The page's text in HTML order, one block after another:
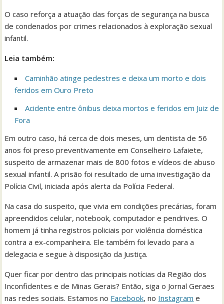
O caso reforça a atuação das forças de segurança na busca
de condenados por crimes relacionados à exploração sexual
infantil.
Leia também:
Caminhão atinge pedestres e deixa um morto e dois
feridos em Ouro Preto
Acidente entre ônibus deixa mortos e feridos em Juiz de
Fora
Em outro caso, há cerca de dois meses, um dentista de 56
anos foi preso preventivamente em Conselheiro Lafaiete,
suspeito de armazenar mais de 800 fotos e vídeos de abuso
sexual infantil. A prisão foi resultado de uma investigação da
Polícia Civil, iniciada após alerta da Polícia Federal.
Na casa do suspeito, que vivia em condições precárias, foram
apreendidos celular, notebook, computador e pendrives. O
homem já tinha registros policiais por violência doméstica
contra a ex-companheira. Ele também foi levado para a
delegacia e segue à disposição da Justiça.
Quer ficar por dentro das principais notícias da Região dos
Inconfidentes e de Minas Gerais? Então, siga o Jornal Geraes
nas redes sociais. Estamos no Facebook, no Instagram e